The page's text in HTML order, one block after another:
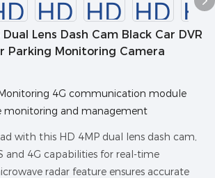
Dual Lens Dash Cam Black Car DVR
Parking Monitoring Camera
4G communication module
monitoring and management
with this HD 4MP dual lens dash cam,
and 4G capabilities for real-time
radar feature ensures accurate